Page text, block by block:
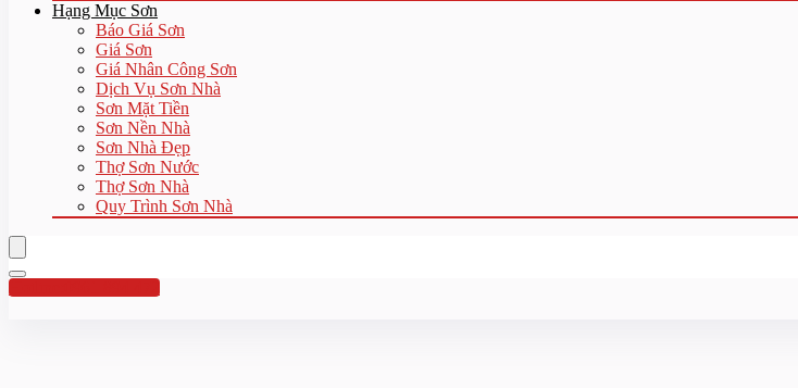
Hạng Mục Sơn
Báo Giá Sơn
Giá Sơn
Giá Nhân Công Sơn
Dịch Vụ Sơn Nhà
Sơn Mặt Tiền
Sơn Nền Nhà
Sơn Nhà Đẹp
Thợ Sơn Nước
Thợ Sơn Nhà
Quy Trình Sơn Nhà
Hotline:0961 894 472